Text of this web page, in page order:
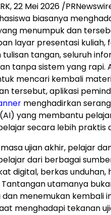
22 Mei 2026 /
biasanya
menumpuk dan
layar presentasi kuliah,
tangan, seluruh
tanpa sistem yang rapi.
mencari kembali
tersebut, aplikasi
menghadirkan
yang membantu
secara lebih praktis
ujian akhir, pelajar
dari berbagai
digital, berkas
Tantangan utamanya
menemukan kembali
menghadapi tekanan